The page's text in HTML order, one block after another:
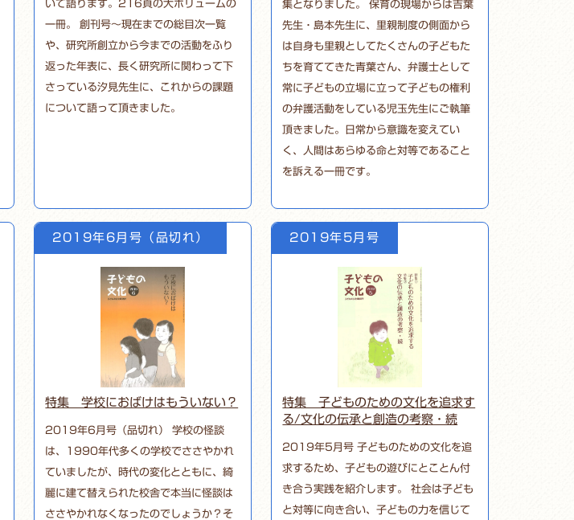
いて語ります。216頁の大ボリュームの
一冊。 創刊号～現在までの総目次一覧
や、研究所創立から今までの活動をふり
返った年表に、長く研究所に関わって下
さっている汐見先生に、これからの課題
について語って頂きました。
集となりました。 保育の現場からは吉葉
先生・島本先生に、里親制度の側面から
は自身も里親としてたくさんの子どもた
ちを育ててきた青葉さん、弁護士として
常に子どもの立場に立って子どもの権利
の弁護活動をしている児玉先生にご執筆
頂きました。日常から意識を変えてい
く、人間はあらゆる命と対等であること
を訴える一冊です。
2019年6月号（品切れ）
特集 学校におばけはもういない？
2019年6月号（品切れ） 学校の怪談
は、1990年代多くの学校でささやかれ
ていましたが、時代の変化とともに、綺
麗に建て替えられた校舎で本当に怪談は
ささやかれなくなったのでしょうか？そ
2019年5月号
特集 子どものための文化を追求す
る/文化の伝承と創造の考察・続
2019年5月号 子どものための文化を追
求するため、子どもの遊びにとことん付
き合う実践を紹介します。 社会は子ども
と対等に向き合い、子どもの力を信じて